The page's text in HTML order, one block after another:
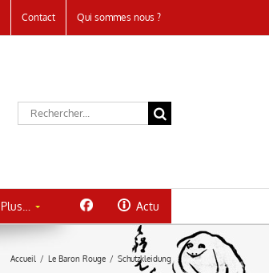
Contact Qui sommes nous ?
Rechercher:
Plus… Actu
Accueil / Le Baron Rouge / Schutzkleidung